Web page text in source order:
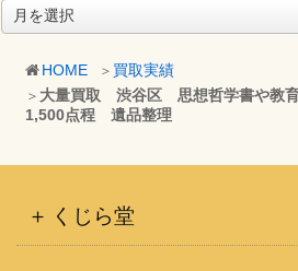
HOME
買取実績
大量買取 渋谷区 思想哲学書や教
1,500点程 遺品整理
ア
ー
くじら堂